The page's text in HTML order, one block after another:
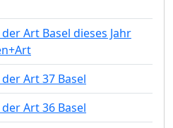
Art Basel dieses Jahr
Art 37 Basel
Art 36 Basel